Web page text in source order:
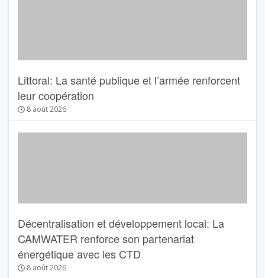
Littoral: La santé publique et l’armée renforcent
leur coopération
8 août 2026
Décentralisation et développement local: La
CAMWATER renforce son partenariat
énergétique avec les CTD
8 août 2026